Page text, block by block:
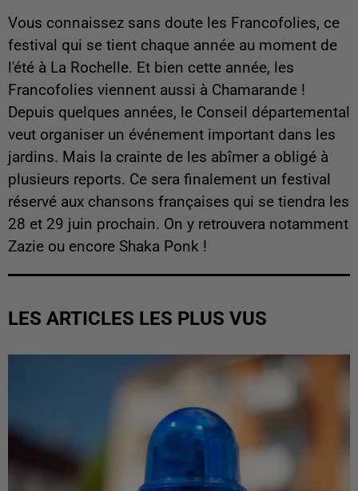
Vous connaissez sans doute les Francofolies, ce
festival qui se tient chaque année au moment de
l'été à La Rochelle. Et bien cette année, les
Francofolies viennent aussi à Chamarande !
Depuis quelques années, le Conseil départemental
veut organiser un événement important dans les
jardins. Mais la crainte de les abîmer a obligé à
plusieurs reports. Ce sera finalement un festival
réservé aux chansons françaises qui se tiendra les
28 et 29 juin prochain. On y retrouvera notamment
Zazie ou encore Shaka Ponk !
LES ARTICLES LES PLUS VUS